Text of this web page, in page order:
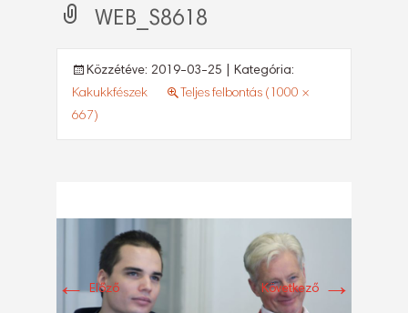
WEB_S8618
Közzétéve: 2019-03-25 | Kategória:
Kakukkfészek
Teljes felbontás (1000 ×
667)
←Előző Következő →